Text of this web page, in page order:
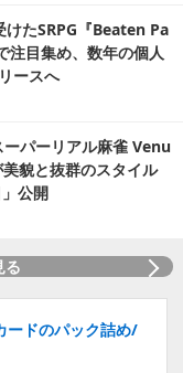
けたSRPG『Beaten Pa
注目集め、数年の個人
ースへ
パーリアル麻雀 Venu
貌と抜群のスタイル
公開
る
ードのパック詰め/